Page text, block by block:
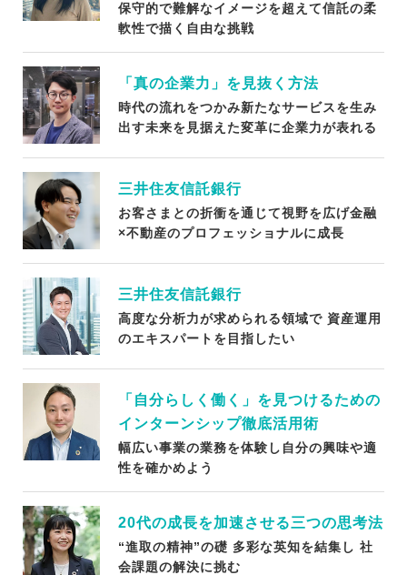
保守的で難解なイメージを超えて信託の柔
軟性で描く自由な挑戦
「真の企業力」を見抜く方法
時代の流れをつかみ新たなサービスを生み
出す未来を見据えた変革に企業力が表れる
三井住友信託銀行
お客さまとの折衝を通じて視野を広げ金融
×不動産のプロフェッショナルに成長
三井住友信託銀行
高度な分析力が求められる領域で 資産運用
のエキスパートを目指したい
「自分らしく働く」を見つけるための
インターンシップ徹底活用術
幅広い事業の業務を体験し自分の興味や適
性を確かめよう
20代の成長を加速させる三つの思考法
“進取の精神”の礎 多彩な英知を結集し 社
会課題の解決に挑む